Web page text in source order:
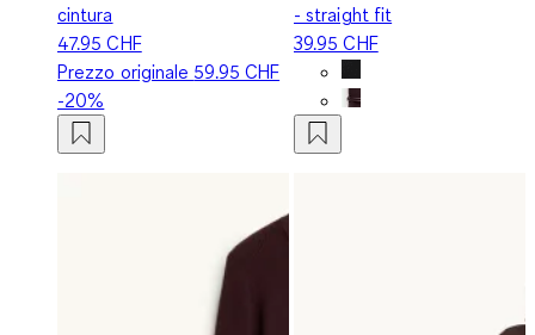
cintura
47.95 CHF
Prezzo originale 59.95 CHF
-20%
- straight fit
39.95 CHF